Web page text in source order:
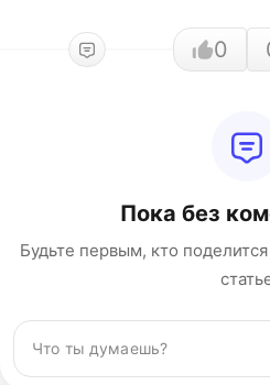
0
Пока без
Будьте первым, кто